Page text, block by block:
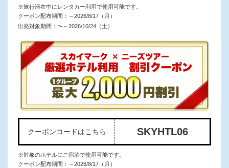
※旅行滞在中にレンタカー利用で使用可能です。
クーポン配布期間： ～2026/8/17（月）
出発対象期間： 〜～2026/10/24（土）
クーポンコードはこちら SKYHTL06
※対象のホテルにご宿泊で使用可能です。
クーポン配布期間： ～2026/8/17（月）